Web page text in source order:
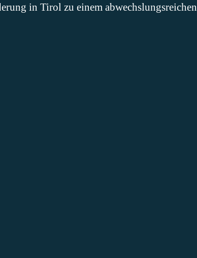
in Tirol zu einem abwechslungsreichen